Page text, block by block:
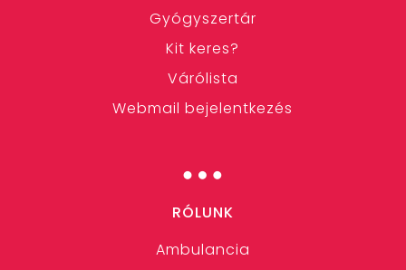
Gyógyszertár
Kit keres?
Várólista
Webmail bejelentkezés
…
RÓLUNK
Ambulancia